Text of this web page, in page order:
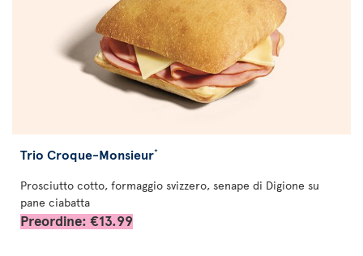
Trio Croque-Monsieur*
Prosciutto cotto, formaggio svizzero, senape di Digione su
pane ciabatta
Preordine: €13.99